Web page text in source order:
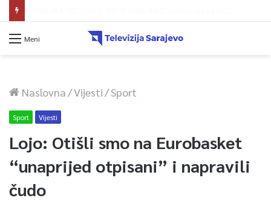
Meni
Naslovna/Vijesti/Sport
Sport Vijesti
Lojo: Otišli smo na Eurobasket
“unaprijed otpisani” i napravili
čudo